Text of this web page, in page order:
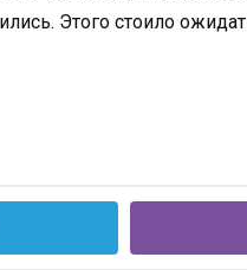
Этого стоило